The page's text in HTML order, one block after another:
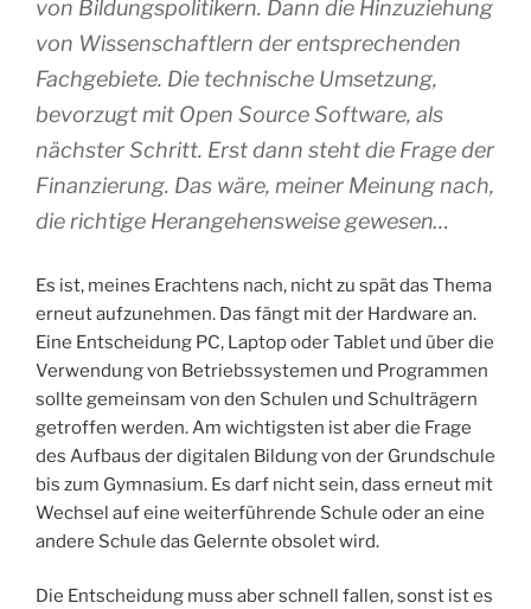
von Bildungspolitikern. Dann die Hinzuziehung
von Wissenschaftlern der entsprechenden
Fachgebiete. Die technische Umsetzung,
bevorzugt mit Open Source Software, als
nächster Schritt. Erst dann steht die Frage der
Finanzierung. Das wäre, meiner Meinung nach,
die richtige Herangehensweise gewesen…
Es ist, meines Erachtens nach, nicht zu spät das Thema
erneut aufzunehmen. Das fängt mit der Hardware an.
Eine Entscheidung PC, Laptop oder Tablet und über die
Verwendung von Betriebssystemen und Programmen
sollte gemeinsam von den Schulen und Schulträgern
getroffen werden. Am wichtigsten ist aber die Frage
des Aufbaus der digitalen Bildung von der Grundschule
bis zum Gymnasium. Es darf nicht sein, dass erneut mit
Wechsel auf eine weiterführende Schule oder an eine
andere Schule das Gelernte obsolet wird.
Die Entscheidung muss aber schnell fallen, sonst ist es